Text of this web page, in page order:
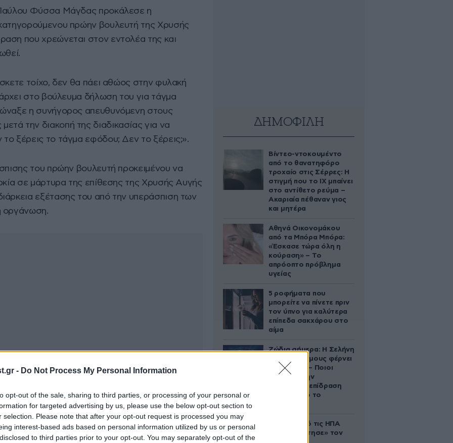
- Do Not Process My Personal Information
opt-out of the sale, sharing to third parties, or processing of your personal or
for targeted advertising by us, please use the below opt-out section to
selection. Please note that after your opt-out request is processed you may
interest-based ads based on personal information utilized by us or personal
to third parties prior to your opt-out. You may separately opt-out of the
Φύσσα Μάγδας προκάλεσε η
πρώην βουλευτή της Χρυσής
που χρεώνεται στον εντολέα της και
τοίχο, δεν θα πάει αθώος στην φυλακή
στο βούλευμα δήλωση του για τάγμα
η συνήγορος απευθυνόμενη στους
την διακοπή της διαδικασίας για να
ξέρεις το τάγμα εφόδου; Δεν το ξέρεις;».
του πρώην βουλευτή προκειμένου να
σε μάρτυρα της επίθεσης της Χρυσής Αυγής
εξέτασης του από την υπεράσπιση των
οργάνωση.
ΔΗΜΟΦΙΛΗ
Βίντεο-ντοκουμέντο
από το θανατηφόρο
τροχαίο στις Σέρρες: Η
στιγμή που το ΙΧ μπαίνει
στο αντίθετο ρεύμα –
Ακαριαία πέθαναν γιος
και μητέρα
Αθηνά Οικονομάκου
από τα Μπόρα Μπόρα:
«Έσκασε τώρα όλη η
κούραση» – Το
απρόοπτο πρόβλημα
υγείας
5 ροφήματα που
μπορείτε να πίνετε πριν
τον ύπνο για καλύτερα
επίπεδα σακχάρου στο
αίμα
Ζώδια σήμερα: Η Σελήνη
στους Διδύμους φέρνει
ανατροπές – Ποιοι
δέχονται την
ευεργετική επίδραση
του Δία από το
Ζευγάρι από τις ΗΠΑ
που «υιοθέτησε» τον